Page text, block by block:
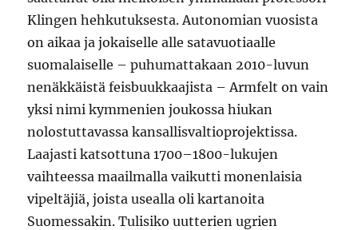
Klingen hehkutuksesta. Autonomian vuosista
on aikaa ja jokaiselle alle satavuotiaalle
suomalaiselle – puhumattakaan 2010-luvun
nenäkkäistä feisbuukkaajista – Armfelt on vain
yksi nimi kymmenien joukossa hiukan
nolostuttavassa kansallisvaltioprojektissa.
Laajasti katsottuna 1700–1800-lukujen
vaihteessa maailmalla vaikutti monenlaisia
vipeltäjiä, joista usealla oli kartanoita
Suomessakin. Tulisiko uutterien ugrien